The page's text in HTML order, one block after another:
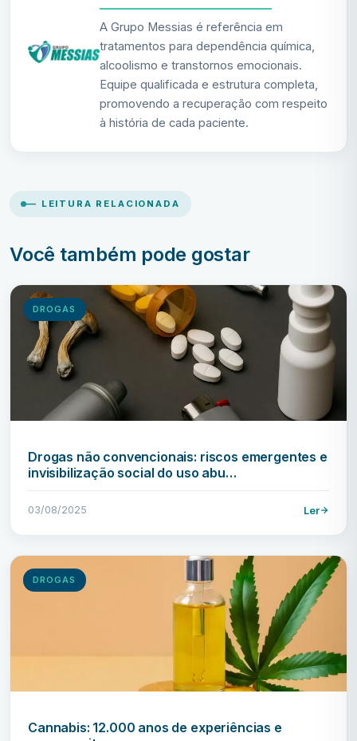
A Grupo Messias é referência em
tratamentos para dependência química,
alcoolismo e transtornos emocionais.
Equipe qualificada e estrutura completa,
promovendo a recuperação com respeito
à história de cada paciente.
— LEITURA RELACIONADA
Você também pode gostar
DROGAS
Drogas não convencionais: riscos emergentes e
invisibilização social do uso abu…
03/08/2025 Ler
DROGAS
Cannabis: 12.000 anos de experiências e